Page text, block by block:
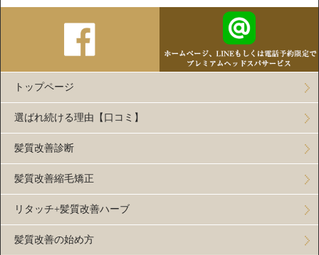
トップページ
選ばれ続ける理由【口コミ】
髪質改善診断
髪質改善縮毛矯正
リタッチ+髪質改善ハーブ
髪質改善の始め方